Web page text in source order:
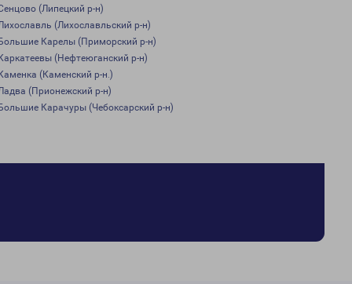
(Липецкий р-н)
(Лихославльский р-н)
Карелы (Приморский р-н)
(Нефтеюганский р-н)
(Каменский р-н.)
(Прионежский р-н)
Карачуры (Чебоксарский р-н)